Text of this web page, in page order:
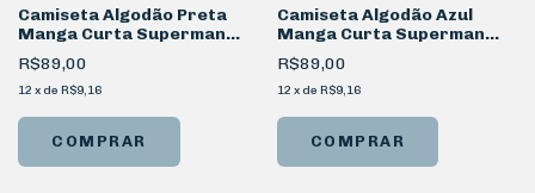
Camiseta Algodão Preta
Manga Curta Superman
P&B
R$89,00
12 x de R$9,16
COMPRAR
Camiseta Algodão Azul
Manga Curta Superman
Logo Filme
R$89,00
12 x de R$9,16
COMPRAR